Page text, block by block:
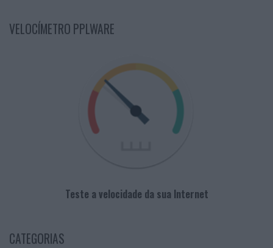
VELOCÍMETRO PPLWARE
Teste a velocidade da sua Internet
CATEGORIAS